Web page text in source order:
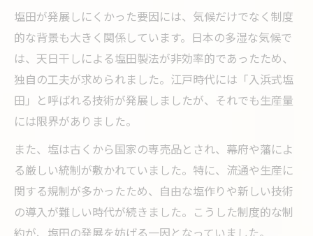
塩田が発展しにくかった要因には、気候だけでなく制度
的な背景も大きく関係しています。日本の多湿な気候で
は、天日干しによる塩田製法が非効率的であったため、
独自の工夫が求められました。江戸時代には「入浜式塩
田」と呼ばれる技術が発展しましたが、それでも生産量
には限界がありました。
また、塩は古くから国家の専売品とされ、幕府や藩によ
る厳しい統制が敷かれていました。特に、流通や生産に
関する規制が多かったため、自由な塩作りや新しい技術
の導入が難しい時代が続きました。こうした制度的な制
約が、塩田の発展を妨げる一因となっていました。